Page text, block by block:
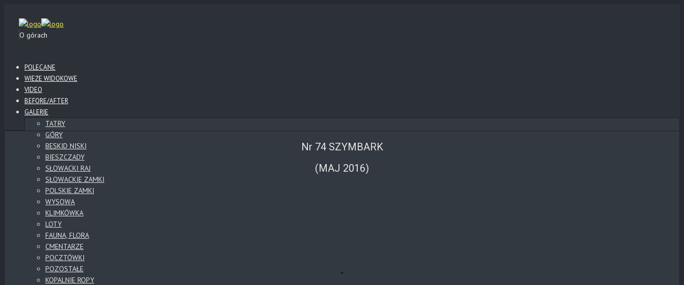
O górach
POLECANE
WIEŻE WIDOKOWE
VIDEO
BEFORE/AFTER
GALERIE
TATRY
GÓRY
BESKID NISKI
BIESZCZADY
SŁOWACKI RAJ
SŁOWACKIE ZAMKI
POLSKIE ZAMKI
WYSOWA
KLIMKÓWKA
LOTY
FAUNA, FLORA
CMENTARZE
POCZTÓWKI
POZOSTAŁE
KOPALNIE ROPY
Nr 74 SZYMBARK
(MAJ 2016)